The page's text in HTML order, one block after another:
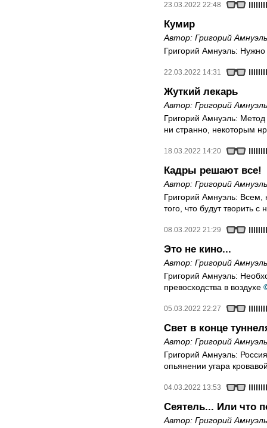
23.03.2022 22:48
Кумир
Автор: Григорий Амнуэль
Григорий Амнуэль:
22.03.2022 14:31
Жуткий лекарь
Автор: Григорий Амнуэль
Григорий Амнуэль:
ни странно, некоторым
18.03.2022 14:20
Кадры решают все!
Автор: Григорий Амнуэль
Григорий Амнуэль: Всем,
того, что будут творить
08.03.2022 21:29
Это не кино...
Автор: Григорий Амнуэль
Григорий Амнуэль:
превосходства в воздухе
05.03.2022 22:27
Свет в конце
Автор: Григорий Амнуэль
Григорий Амнуэль:
опьянении угара
04.03.2022 13:53
Сеятель... Или что
Автор: Григорий Амнуэль